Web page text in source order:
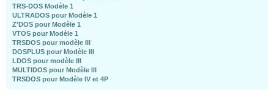
TRS-DOS Modèle 1
ULTRADOS pour Modèle 1
Z'DOS pour Modèle 1
VTOS pour Modèle 1
TRSDOS pour modèle III
DOSPLUS pour Modèle III
LDOS pour modèle III
MULTIDOS pour Modèle III
TRSDOS pour Modèle IV et 4P